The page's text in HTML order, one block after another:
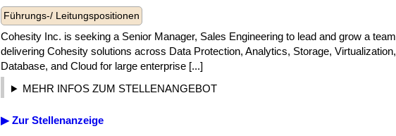
Führungs-/ Leitungspositionen
Cohesity Inc. is seeking a Senior Manager, Sales Engineering to lead and grow a team
delivering Cohesity solutions across Data Protection, Analytics, Storage, Virtualization,
Database, and Cloud for large enterprise [...]
MEHR INFOS ZUM STELLENANGEBOT
▶ Zur Stellenanzeige